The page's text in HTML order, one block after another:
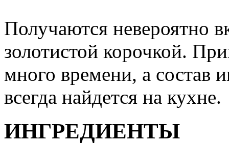
Получаются невероятно
золотистой корочкой.
много времени, а состав
всегда найдется на кухне.
ИНГРЕДИЕНТЫ